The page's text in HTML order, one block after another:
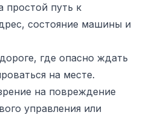
простой путь к
состояние машины и
где опасно ждать
на месте.
на повреждение
управления или